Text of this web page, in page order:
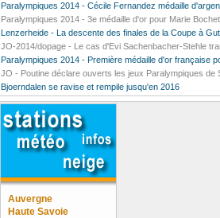
Paralympiques 2014 - Cécile Fernandez médaille
Paralympiques 2014 - 3e médaille d'or pour Marie
Lenzerheide - La descente des finales de la Coupe à
JO-2014/dopage - Le cas d'Evi Sachenbacher-Stehle
Paralympiques 2014 - Première médaille d'or française
JO - Poutine déclare ouverts les jeux Paralympiques de
Bjoerndalen se ravise et rempile jusqu'en 2016
Auvergne
Haute Savoie